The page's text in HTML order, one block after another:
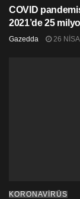
COVID
2021’de 25
Gazedda 26
KORONAVİRÜS